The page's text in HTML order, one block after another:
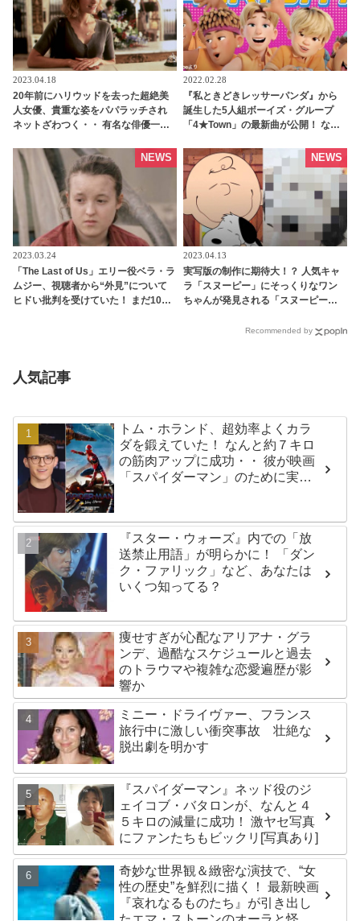
2023.04.18
20年前にハリウッドを去った超絶美
人女優、貴重な姿をパパラッチされ
ネットざわつく・・ 有名な俳優一族
といてあげて」との声も［写真あ
り］ - tvgroove
2022.02.28
『私ときどきレッサーパンダ』から
誕生した5人組ボーイズ・グループ
「4★Town」の最新曲が公開！ なん
兄フィニアスが楽曲を担当… 日本版
では「CITRUS」が大ヒット中のDa-
iCEのメンバーが声優に挑戦 -
tvgroove
2023.03.24
「The Last of Us」エリー役ベラ・ラ
ムジー、視聴者から“外見”について
ヒドい批判を受けていた！ まだ10代
NEWS
2023.04.13
実写版の制作に期待大！？ 人気キャ
ラ「スヌーピー」にそっくりなワン
ちゃんが発見される「スヌーピーが
NEWS
Recommended by
人気記事
トム・ホランド、超効率よくカラ
ダを鍛えていた！ なんと約７キロ
の筋肉アップに成功・・ 彼が映画
「スパイダーマン」のために実践
『スター・ウォーズ』内での「放
送禁止用語」が明らかに！ 「ダン
ク・ファリック」など、あなたは
いくつ知ってる？
痩せすぎが心配なアリアナ・グラ
ンデ、過酷なスケジュールと過去
のトラウマや複雑な恋愛遍歴が影
響か
ミニー・ドライヴァー、フランス
旅行中に激しい衝突事故 壮絶な
脱出劇を明かす
『スパイダーマン』ネッド役のジ
ェイコブ・バタロンが、なんと４
５キロの減量に成功！ 激ヤセ写真
にファンたちもビックリ[写真あり]
奇妙な世界観＆緻密な演技で、“女
性の歴史”を鮮烈に描く！ 最新映画
『哀れなるものたち』が引き出し